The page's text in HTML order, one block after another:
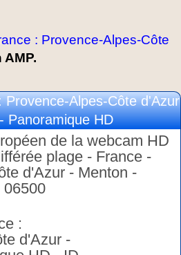
: Provence-Alpes-Côte
AMP.
Alpes-Côte d'Azur
Panoramique HD
de la webcam HD
plage - France -
d'Azur - Menton -
06500